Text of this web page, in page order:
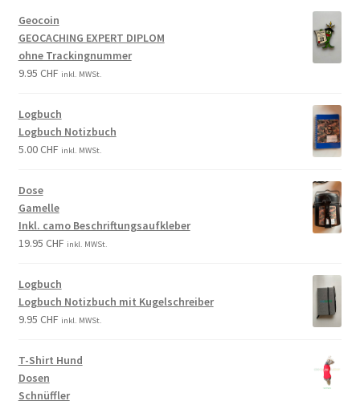
Geocoin
GEOCACHING EXPERT DIPLOM
ohne Trackingnummer
9.95 CHF inkl. MWSt.
Logbuch
Logbuch Notizbuch
5.00CHF inkl. MWSt.
Dose
Gamelle
Inkl. camo Beschriftungsaufkleber
19.95 CHF inkl. MWSt.
Logbuch
Logbuch Notizbuch mit Kugelschreiber
9.95 CHF inkl. MWSt.
T-Shirt Hund
Dosen
Schnüffler